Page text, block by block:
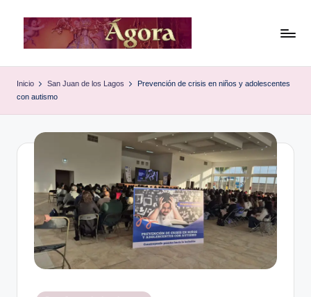
Saltar
g
regionales
Juan
de
los
Lagos,
Jalisco,
México
Inicio San Juan de los Lagos
Prevención de crisis en niños y adolescentes
con autismo